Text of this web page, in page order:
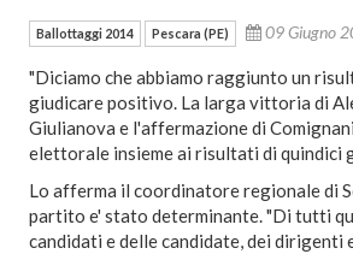
Ballottaggi 2014 Pescara (PE) 09 Giugno
"Diciamo che abbiamo raggiunto un
giudicare positivo. La larga vittoria di
Giulianova e l'affermazione di
elettorale insieme ai risultati di quindici
Lo afferma il coordinatore regionale di
partito e' stato determinante. "Di tutti
candidati e delle candidate, dei dirigenti